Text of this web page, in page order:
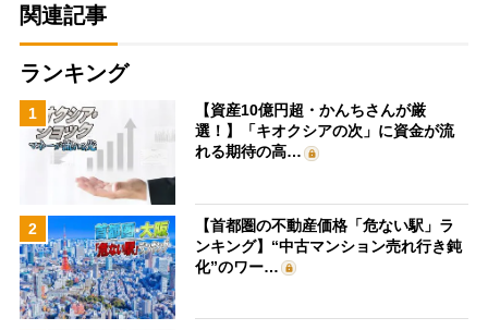
関連記事
ランキング
1
【資産10億円超・かんちさんが厳
選！】「キオクシアの次」に資金が流
れる期待の高…
2
【首都圏の不動産価格「危ない駅」ラ
ンキング】“中古マンション売れ行き鈍
化”のワー…